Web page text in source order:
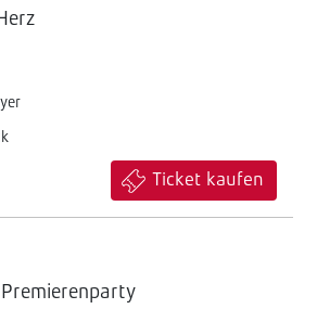
Ticket kaufen
Premierenparty